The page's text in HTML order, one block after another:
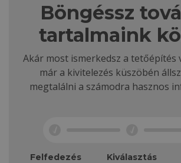
Böngéssz
tartalmaink
Akár most ismerkedsz a tetőépítés
már a kivitelezés küszöbén
megtalálni a számodra hasznos
Felfedezés Kiválasztás